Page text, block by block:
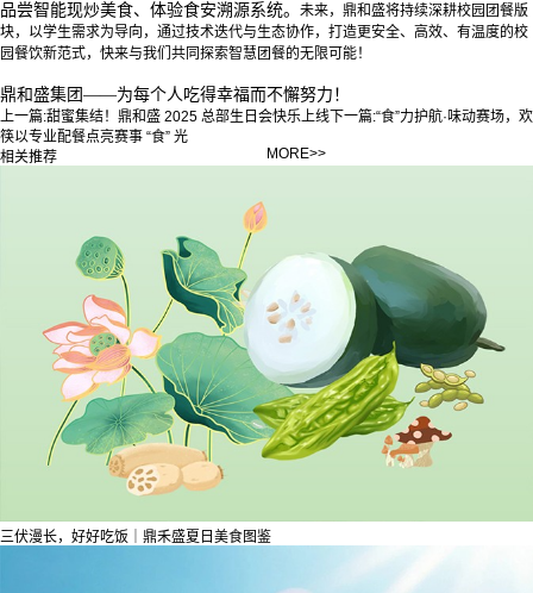
品尝智能现炒美食、体验食安溯源系统。 未来，鼎和盛将持续深耕校园团餐版
块， 以学生需求为导向， 通过技术迭代与生态协作， 打造更安全、高效、有温度的校
园餐饮新范式， 快来与我们共同探索智慧团餐的无限可能！
鼎和盛集团 ——为每个人吃得幸福而不懈努力！
上一篇:甜蜜集结！鼎和盛 2025 总部生日会快乐上线 下一篇:“食”力护航·味动赛场，欢
筷以专业配餐点亮赛事 “食” 光
相关推荐
MORE>>
三伏漫长，好好吃饭｜鼎禾盛夏日美食图鉴